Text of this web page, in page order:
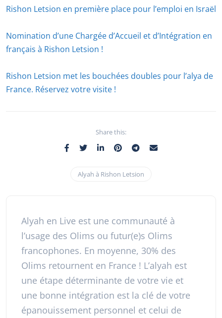
Rishon Letsion en première place pour l’emploi en Israël
Nomination d’une Chargée d’Accueil et d’Intégration en
français à Rishon Letsion !
Rishon Letsion met les bouchées doubles pour l’alya de
France. Réservez votre visite !
Share this:
Alyah à Rishon Letsion
Alyah en Live est une communauté à
l’usage des Olims ou futur(e)s Olims
francophones. En moyenne, 30% des
Olims retournent en France ! L’alyah est
une étape déterminante de votre vie et
une bonne intégration est la clé de votre
épanouissement personnel et celui de